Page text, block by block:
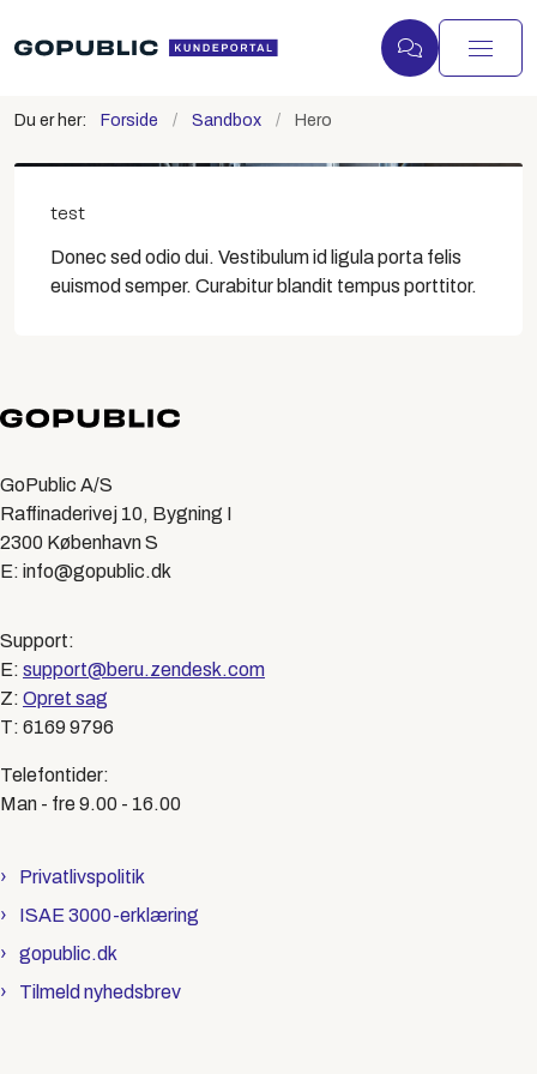
Du er her: Forside Sandbox Hero
test
Donec sed odio dui. Vestibulum id ligula porta felis
euismod semper. Curabitur blandit tempus porttitor.
GoPublic A/S
Raffinaderivej 10, Bygning I
2300 København S
E: info@gopublic.dk
Support:
E:support@beru.zendesk.com
Z:Opret sag
T: 6169 9796
Telefontider:
Man - fre 9.00 - 16.00
Privatlivspolitik
ISAE 3000-erklæring
gopublic.dk
Tilmeld nyhedsbrev